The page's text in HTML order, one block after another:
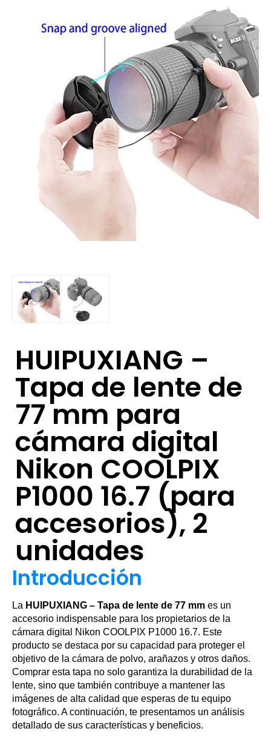
HUIPUXIANG –
Tapa de lente de
77 mm para
cámara digital
Nikon COOLPIX
P1000 16.7 (para
accesorios), 2
unidades
Introducción
La HUIPUXIANG – Tapa de lente de 77 mm es un
accesorio indispensable para los propietarios de la
cámara digital Nikon COOLPIX P1000 16.7. Este
producto se destaca por su capacidad para proteger el
objetivo de la cámara de polvo, arañazos y otros daños.
Comprar esta tapa no solo garantiza la durabilidad de la
lente, sino que también contribuye a mantener las
imágenes de alta calidad que esperas de tu equipo
fotográfico. A continuación, te presentamos un análisis
detallado de sus características y beneficios.